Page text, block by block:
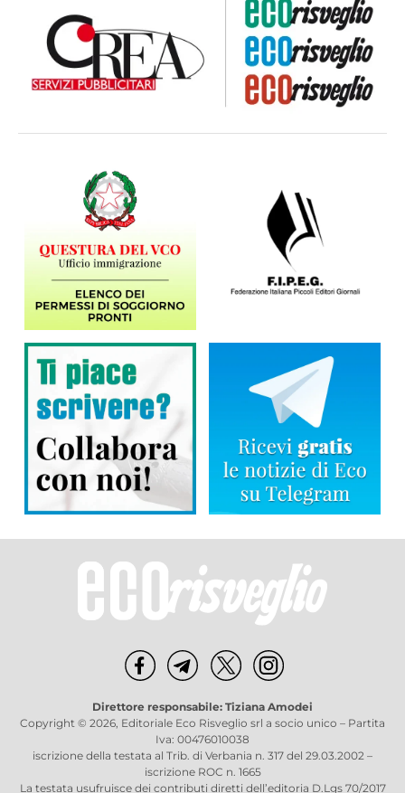
Direttore responsabile: Tiziana Amodei
Copyright © 2026, Editoriale Eco Risveglio srl a socio unico – Partita
Iva: 00476010038
iscrizione della testata al Trib. di Verbania n. 317 del 29.03.2002 –
iscrizione ROC n. 1665
La testata usufruisce dei contributi diretti dell’editoria D.Lgs 70/2017